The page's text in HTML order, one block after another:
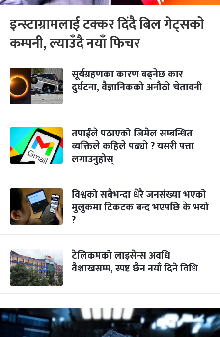
इन्स्टाग्रामलाई टक्कर दिंदै बिल गेट्सको
कम्पनी, ल्याउँदै नयाँ फिचर
सूर्यग्रहणका कारण बढ्नेछ कार
दुर्घटना, वैज्ञानिकको अनौठो चेतावनी
तपाईंले पठाएको जिमेल सम्बन्धित
व्यक्तिले कहिले पढ्यो ? यसरी पत्ता
लगाउनुहोस्
विश्वको सबैभन्दा धेरै जनसंख्या भएको
मुलुकमा टिकटक बन्द भएपछि के भयो
?
टेलिकमको लाइसेन्स अवधि
वैशाखसम्म, स्पष्ट छैन नयाँ दिने विधि